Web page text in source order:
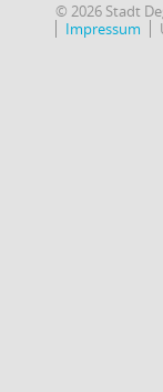
© 2026 Stadt
Impressum